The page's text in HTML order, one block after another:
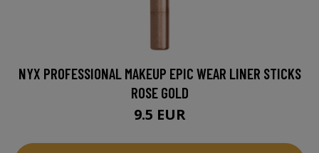
NYX PROFESSIONAL MAKEUP EPIC WEAR LINER STICKS
ROSE GOLD
9.5 EUR